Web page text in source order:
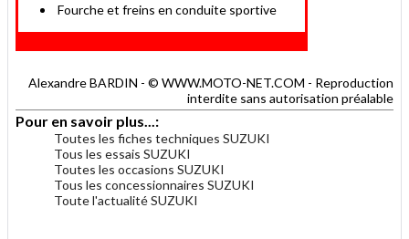
Fourche et freins en conduite sportive
Alexandre BARDIN - © WWW.MOTO-NET.COM - Reproduction
interdite sans autorisation préalable
Pour en savoir plus...:
Toutes les fiches techniques SUZUKI
Tous les essais SUZUKI
Toutes les occasions SUZUKI
Tous les concessionnaires SUZUKI
Toute l'actualité SUZUKI